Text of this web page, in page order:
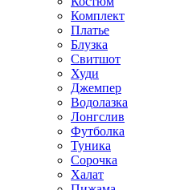
Комплект
Платье
Блузка
Свитшот
Худи
Джемпер
Водолазка
Лонгслив
Футболка
Туника
Сорочка
Халат